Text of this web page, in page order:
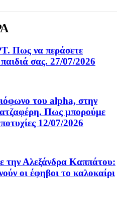
Πως να περάσετε
σας. 27/07/2026
του alpha, στην
Πως μπορούμε
12/07/2026
την Αλεξάνδρα Καππάτου:
οι έφηβοι το καλοκαίρι